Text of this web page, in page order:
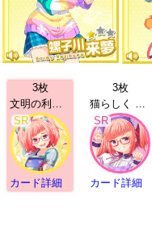
3枚
SR
カード詳細
3枚
SR
カード詳細